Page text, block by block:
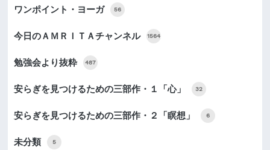
ワンポイント・ヨーガ 56
今日のＡＭＲＩＴＡチャンネル 1564
勉強会より抜粋 487
安らぎを見つけるための三部作・１「心」 32
安らぎを見つけるための三部作・２「瞑想」 6
未分類 5